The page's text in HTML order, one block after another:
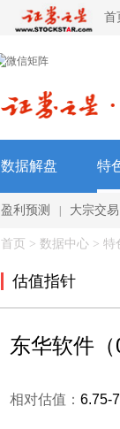
首
数据解盘 特
盈利预测 大宗交易
首页 > 数据中心 > 特
估值指针
东华软件（
相对估值： 6.75-